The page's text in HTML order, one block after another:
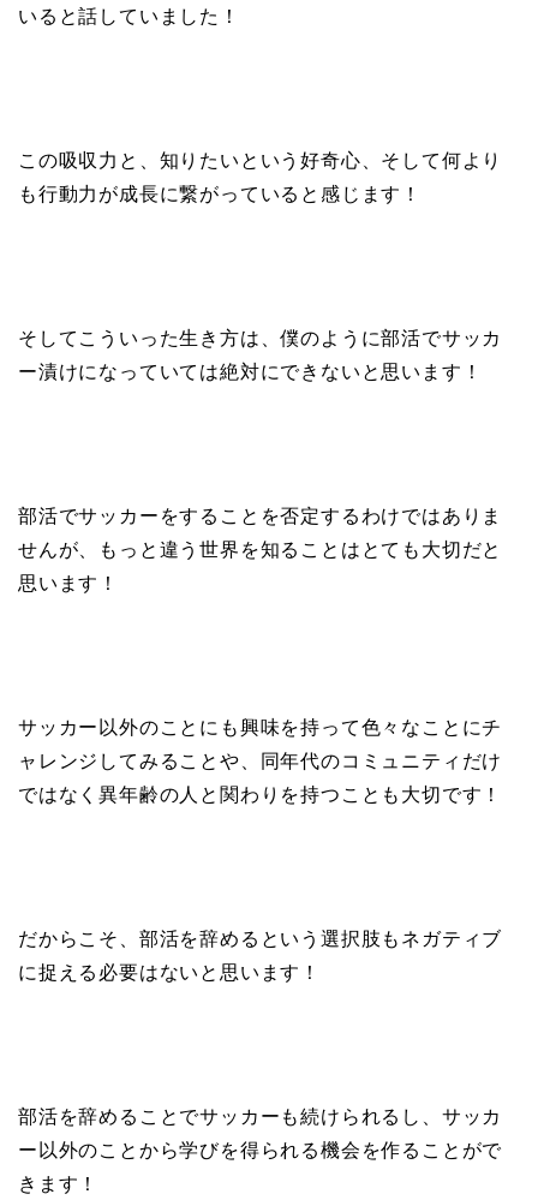
いると話していました！
この吸収力と、知りたいという好奇心、そして何より
も行動力が成長に繋がっていると感じます！
そしてこういった生き方は、僕のように部活でサッカ
ー漬けになっていては絶対にできないと思います！
部活でサッカーをすることを否定するわけではありま
せんが、もっと違う世界を知ることはとても大切だと
思います！
サッカー以外のことにも興味を持って色々なことにチ
ャレンジしてみることや、同年代のコミュニティだけ
ではなく異年齢の人と関わりを持つことも大切です！
だからこそ、部活を辞めるという選択肢もネガティブ
に捉える必要はないと思います！
部活を辞めることでサッカーも続けられるし、サッカ
ー以外のことから学びを得られる機会を作ることがで
きます！